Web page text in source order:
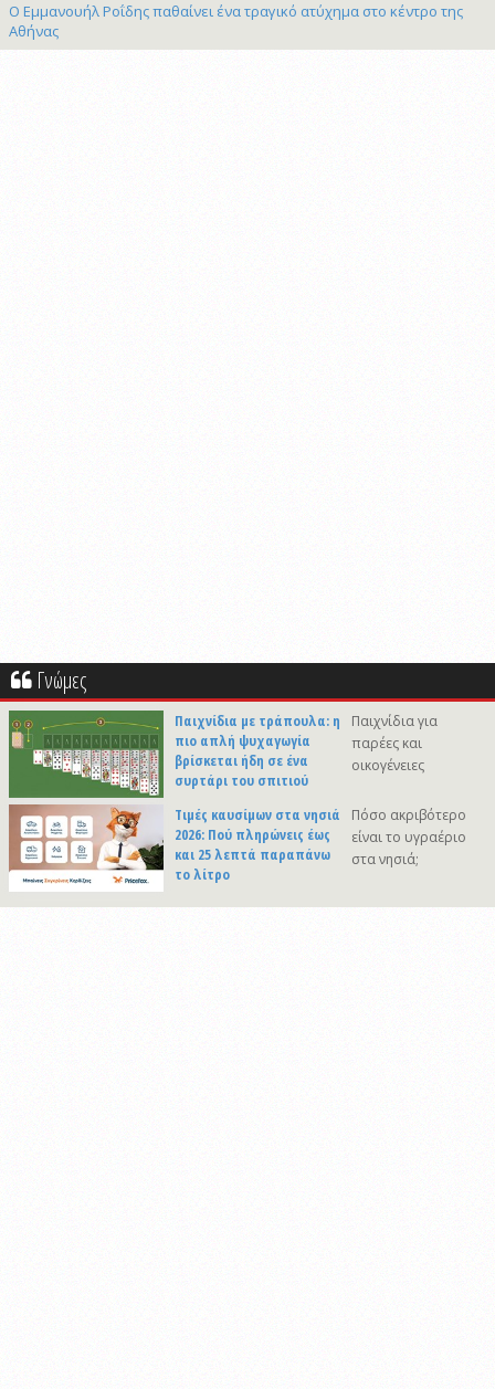
Ο Εμμανουήλ Ροΐδης παθαίνει ένα τραγικό ατύχημα στο κέντρο της
Αθήνας
Γνώμες
Παιχνίδια με τράπουλα: η
πιο απλή ψυχαγωγία
βρίσκεται ήδη σε ένα
συρτάρι του σπιτιού
Παιχνίδια για
παρέες και
οικογένειες
Τιμές καυσίμων στα νησιά
2026: Πού πληρώνεις έως
και 25 λεπτά παραπάνω
το λίτρο
Πόσο ακριβότερο
είναι το υγραέριο
στα νησιά;